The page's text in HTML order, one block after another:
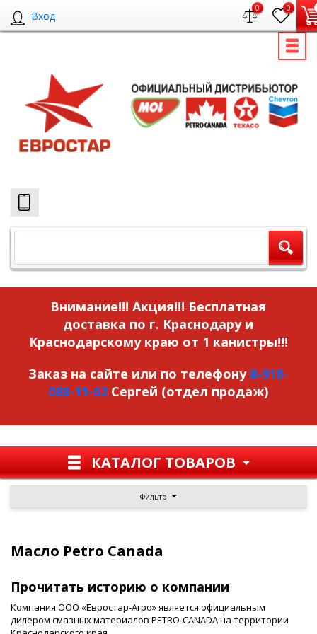
Вход
0 0
Внимание!!! Акция!!! Бесплатная
доставка по г. Краснодару и
Краснодарскому краю от 1 канистры!!!
Заказ на сайте или по телефону 8-918-
088-11-62 Сергей (отдел продаж)
КАТАЛОГ ТОВАРОВ
Фильтр
Масло Petro Canada
Прочитать историю о компании
Компания ООО «Евростар-Агро» является официальным
дилером смазных материалов PETRO-CANADA на территории